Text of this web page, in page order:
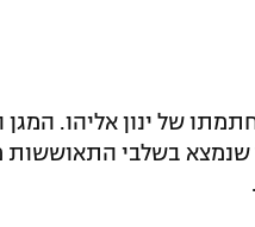
שנמצא בשלבי